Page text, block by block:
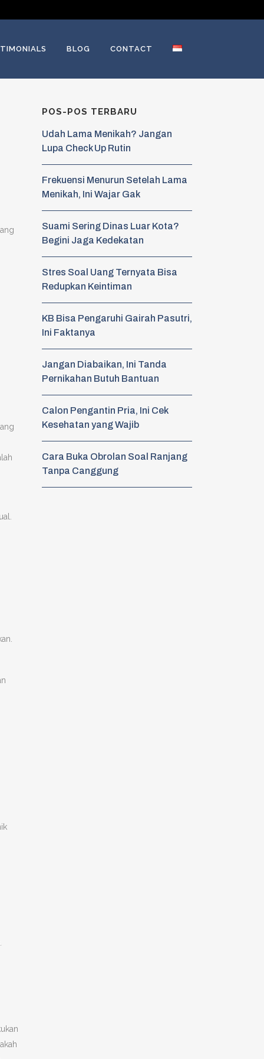
BLOG CONTACT
POS-POS TERBARU
Udah Lama Menikah? Jangan
Lupa Check Up Rutin
Frekuensi Menurun Setelah Lama
Menikah, Ini Wajar Gak
Suami Sering Dinas Luar Kota?
Begini Jaga Kedekatan
Stres Soal Uang Ternyata Bisa
Redupkan Keintiman
KB Bisa Pengaruhi Gairah Pasutri,
Ini Faktanya
Jangan Diabaikan, Ini Tanda
Pernikahan Butuh Bantuan
Calon Pengantin Pria, Ini Cek
Kesehatan yang Wajib
Cara Buka Obrolan Soal Ranjang
Tanpa Canggung